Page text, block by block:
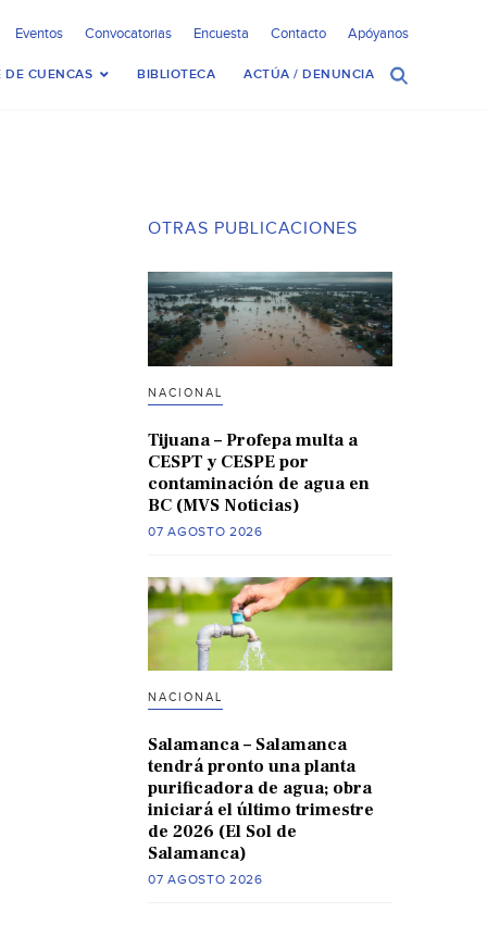
Eventos Convocatorias Encuesta Contacto Apóyanos
DE CUENCAS BIBLIOTECA ACTÚA / DENUNCIA
OTRAS PUBLICACIONES
NACIONAL
Tijuana – Profepa multa a
CESPT y CESPE por
contaminación de agua en
BC (MVS Noticias)
07 AGOSTO 2026
NACIONAL
Salamanca – Salamanca
tendrá pronto una planta
purificadora de agua; obra
iniciará el último trimestre
de 2026 (El Sol de
Salamanca)
07 AGOSTO 2026